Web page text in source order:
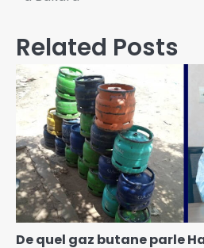
Related Posts
De quel gaz butane parle